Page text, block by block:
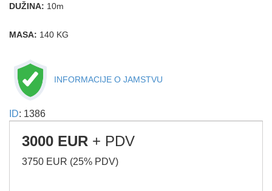
DUŽINA: 10m
MASA: 140 KG
INFORMACIJE O JAMSTVU
ID: 1386
3000 EUR + PDV
3750 EUR (25% PDV)